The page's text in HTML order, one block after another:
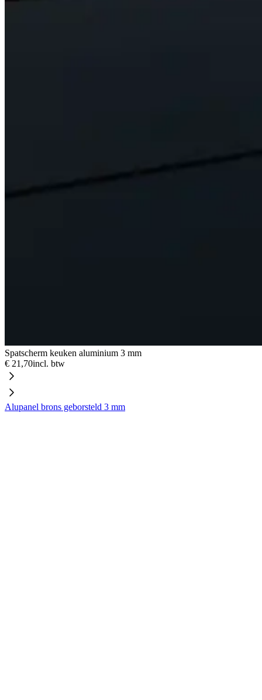
Spatscherm keuken aluminium 3 mm
€ 21,70incl. btw
Alupanel brons geborsteld 3 mm